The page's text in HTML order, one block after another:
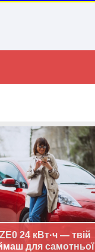
24 кВт·ч — твій
для самотньої